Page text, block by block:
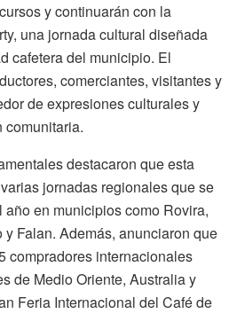
y continuarán con la
una jornada cultural diseñada
cafetera del municipio. El
comerciantes, visitantes y
de expresiones culturales y
comunitaria.
destacaron que esta
jornadas regionales que se
en municipios como Rovira,
Falan. Además, anunciaron que
compradores internacionales
de Medio Oriente, Australia y
Feria Internacional del Café de